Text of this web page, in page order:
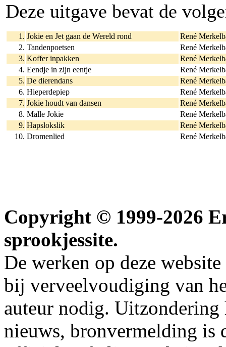
Deze uitgave bevat de
1. Jokie en Jet gaan de Wereld rond
René
2. Tandenpoetsen
René
3. Koffer inpakken
René
4. Eendje in zijn eentje
René
5. De dierendans
René
6. Hieperdepiep
René
7. Jokie houdt van dansen
René
8. Malle Jokie
René
9. Hapslokslik
René
10. Dromenlied René
Copyright © 1999-2026
sprookjessite.
De werken op deze
bij verveelvoudiging van
auteur nodig. Uitzondering
nieuws, bronvermelding is